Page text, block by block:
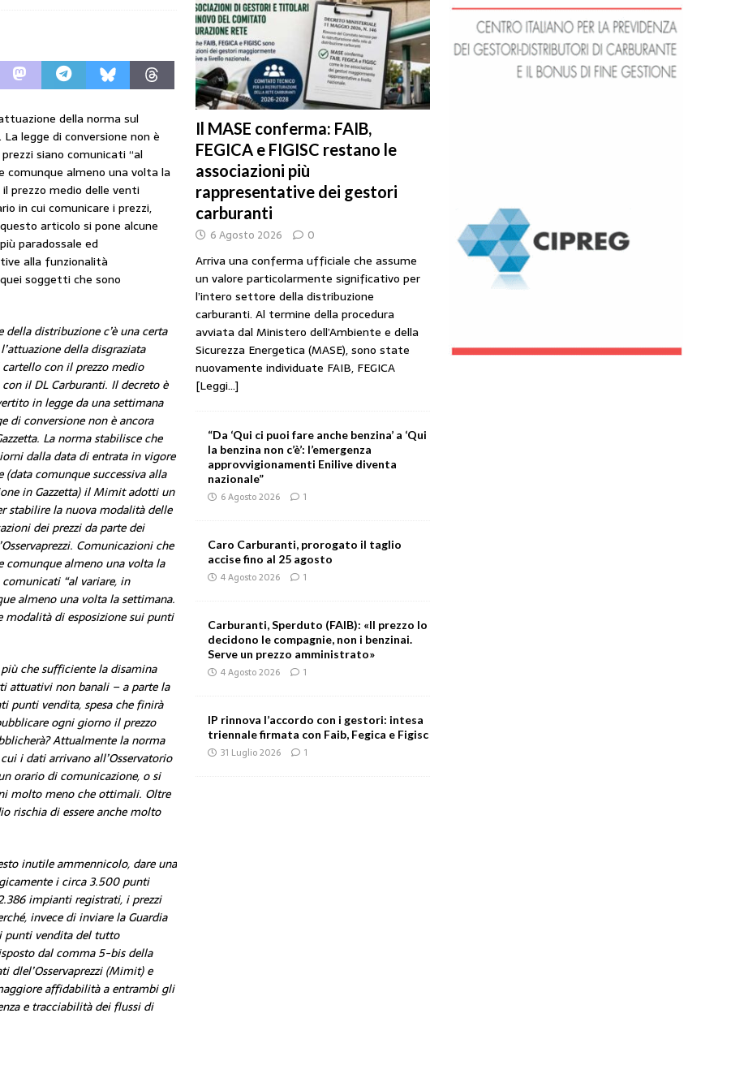
i gestori: intesa triennale firmata con Faib, Fegica e Figisc
COMUNICATI
Mimit: “I gestori non decidono i prezzi. Basta scaricare su di loro le
è libero: i controlli non diventino una presunzione di colpevolezza
SUI PRODOTTI ADULTERATI: ALTRA SITUAZIONE GRAVE MA NON SERIA
della norma sul
legge di conversione non è
siano comunicati “al
comunque almeno una volta la
prezzo medio delle venti
in cui comunicare i prezzi,
articolo si pone alcune
paradossale ed
alla funzionalità
soggetti che sono
della distribuzione c’è una certa
della disgraziata
con il prezzo medio
il DL Carburanti. Il decreto è
in legge da una settimana
di conversione non è ancora
La norma stabilisce che
dalla data di entrata in vigore
(data comunque successiva alla
in Gazzetta) il Mimit adotti un
stabilire la nuova modalità delle
dei prezzi da parte dei
Comunicazioni che
comunque almeno una volta la
“al variare, in
almeno una volta la settimana.
di esposizione sui punti
che sufficiente la disamina
attuativi non banali – a parte la
punti vendita, spesa che finirà
ogni giorno il prezzo
Attualmente la norma
i dati arrivano all’Osservatorio
orario di comunicazione, o si
molto meno che ottimali. Oltre
rischia di essere anche molto
inutile ammennicolo, dare una
i circa 3.500 punti
impianti registrati, i prezzi
invece di inviare la Guardia
punti vendita del tutto
dal comma 5-bis della
dlel’Osservaprezzi (Mimit) e
affidabilità a entrambi gli
e tracciabilità dei flussi di
Il MASE conferma: FAIB,
FEGICA e FIGISC restano le
associazioni più
rappresentative dei gestori
carburanti
6 Agosto 2026 0
Arriva una conferma ufficiale che assume
un valore particolarmente significativo per
l’intero settore della distribuzione
carburanti. Al termine della procedura
avviata dal Ministero dell’Ambiente e della
Sicurezza Energetica (MASE), sono state
nuovamente individuate FAIB, FEGICA
[Leggi...]
“Da ‘Qui ci puoi fare anche benzina’ a ‘Qui
la benzina non c’è’: l’emergenza
approvvigionamenti Enilive diventa
nazionale”
6 Agosto 2026 1
Caro Carburanti, prorogato il taglio
accise fino al 25 agosto
4 Agosto 2026 1
Carburanti, Sperduto (FAIB): «Il prezzo lo
decidono le compagnie, non i benzinai.
Serve un prezzo amministrato»
4 Agosto 2026 1
IP rinnova l’accordo con i gestori: intesa
triennale firmata con Faib, Fegica e Figisc
31 Luglio 2026 1